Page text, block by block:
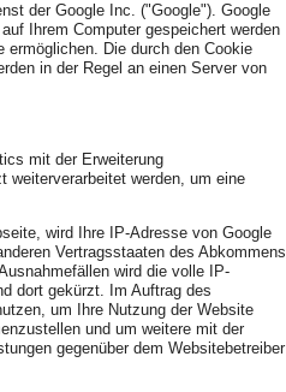
der Google Inc. ("Google"). Google
Ihrem Computer gespeichert werden
ermöglichen. Die durch den Cookie
in der Regel an einen Server von
mit der Erweiterung
weiterverarbeitet werden, um eine
wird Ihre IP-Adresse von Google
Vertragsstaaten des Abkommens
wird die volle IP-
dort gekürzt. Im Auftrag des
um Ihre Nutzung der Website
und um weitere mit der
gegenüber dem Websitebetreiber